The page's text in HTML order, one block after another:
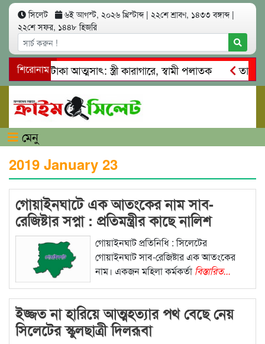
সিলেট ৬ই আগস্ট, ২০২৬ খ্রিস্টাব্দ | ২২শে শ্রাবণ, ১৪৩৩ বঙ্গাব্দ |
২২শে সফর, ১৪৪৮ হিজরি
শিরোনাম
কোটি টাকা আত্মসাৎ: স্ত্রী কারাগারে, স্বামী পলাতক
ও শ্রমিকদের মারধর
নগরীতে কোটি টাকার সম্পত্তি
মেনু
2019 January 23
গোয়াইনঘাটে এক আতংকের নাম সাব-
রেজিষ্টার সপ্না : প্রতিমন্ত্রীর কাছে নালিশ
গোয়াইনঘাট প্রতিনিধি : সিলেটের
গোয়াইনঘাট সাব-রেজিষ্টার এক আতংকের
নাম। একজন মহিলা কর্মকর্তাবিস্তারিত...
ইজ্জত না হারিয়ে আত্মহত্যার পথ বেছে নেয়
সিলেটের স্কুলছাত্রী দিলরূবা